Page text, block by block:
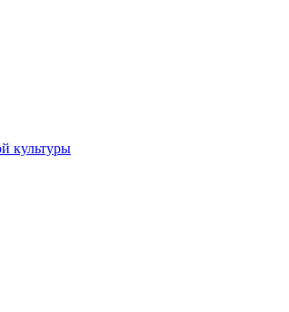
культуры